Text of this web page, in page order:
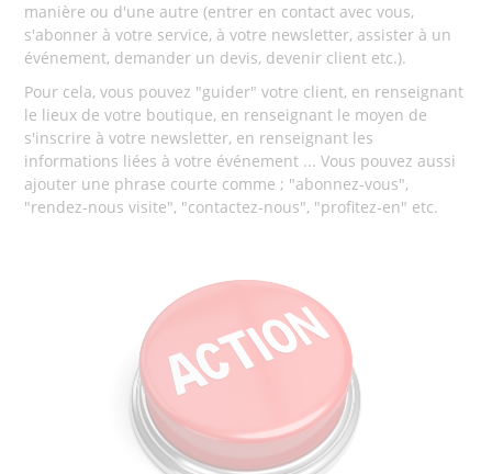
manière ou d'une autre (entrer en contact avec vous,
s'abonner à votre service, à votre newsletter, assister à un
événement, demander un devis, devenir client etc.).
Pour cela, vous pouvez "guider" votre client, en renseignant
le lieux de votre boutique, en renseignant le moyen de
s'inscrire à votre newsletter, en renseignant les
informations liées à votre événement ... Vous pouvez aussi
ajouter une phrase courte comme ; "abonnez-vous",
"rendez-nous visite", "contactez-nous", "profitez-en" etc.